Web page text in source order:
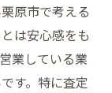
原市で考える
は安心感をも
業している業
す。特に査定